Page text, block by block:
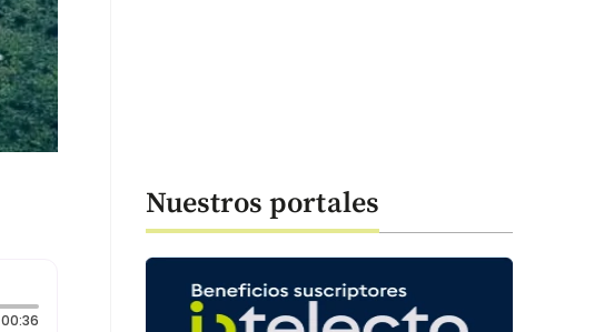
00:36Duración: 36 segundos
Nuestros portales